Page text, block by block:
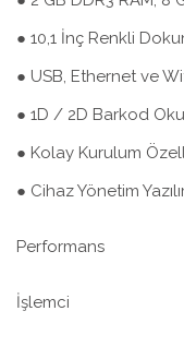
● 10,1 İnç Renkli
● USB, Ethernet ve
● 1D / 2D Barkod
● Kolay Kurulum
● Cihaz Yönetim
Performans
İşlemci